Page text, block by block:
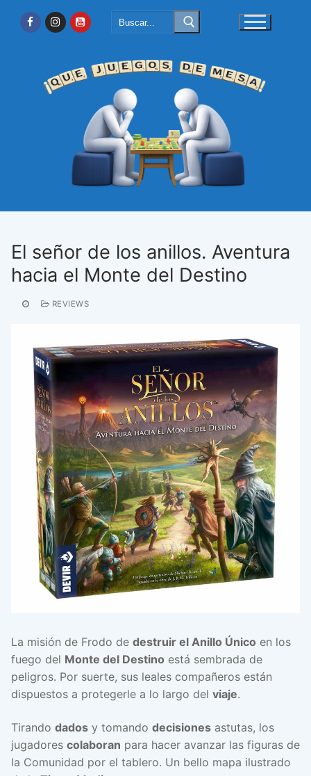
Buscar:
El señor de los anillos. Aventura
hacia el Monte del Destino
REVIEWS
La misión de Frodo de destruir el Anillo Único en los
fuego del Monte del Destino está sembrada de
peligros. Por suerte, sus leales compañeros están
dispuestos a protegerle a lo largo del viaje.
Tirando dados y tomando decisiones astutas, los
jugadores colaboran para hacer avanzar las figuras de
la Comunidad por el tablero. Un bello mapa ilustrado